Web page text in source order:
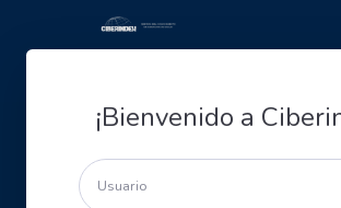
¡Bienvenido a